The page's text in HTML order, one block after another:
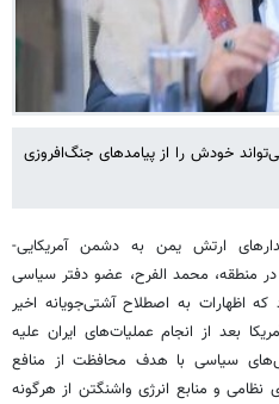
خودش را از پیامدهای جنگ‌افروزی
ارتش یمن به دشمن آمریکایی-
در منطقه، محمد الفرح، عضو دفتر سیاسی
اظهارات به اصطلاح آشتی‌جویانه اخیر
بعد از انجام عملیات‌های ایران علیه
سیاسی با هدف محافظت از منافع
نظامی و منابع انرژی واشنگتن از هرگونه